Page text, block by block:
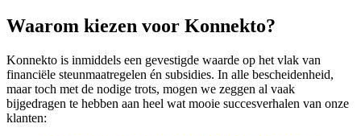
Waarom kiezen voor Konnekto?
Konnekto is inmiddels een gevestigde waarde op het vlak van
financiële steunmaatregelen én subsidies. In alle bescheidenheid,
maar toch met de nodige trots, mogen we zeggen al vaak
bijgedragen te hebben aan heel wat mooie succesverhalen van onze
klanten: